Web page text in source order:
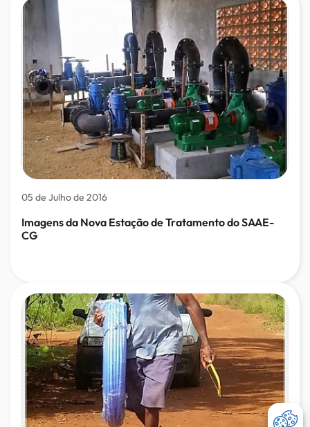
05 de Julho de 2016
Imagens da Nova Estação de Tratamento do SAAE-
CG